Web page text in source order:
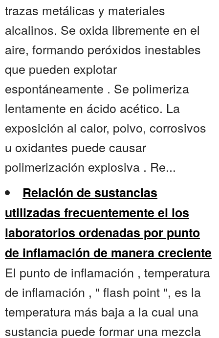
trazas metálicas y materiales
alcalinos. Se oxida libremente en el
aire, formando peróxidos inestables
que pueden explotar
espontáneamente . Se polimeriza
lentamente en ácido acético. La
exposición al calor, polvo, corrosivos
u oxidantes puede causar
polimerización explosiva . Re...
Relación de sustancias
utilizadas frecuentemente el los
laboratorios ordenadas por punto
de inflamación de manera creciente
El punto de inflamación , temperatura
de inflamación , " flash point ", es la
temperatura más baja a la cual una
sustancia puede formar una mezcla